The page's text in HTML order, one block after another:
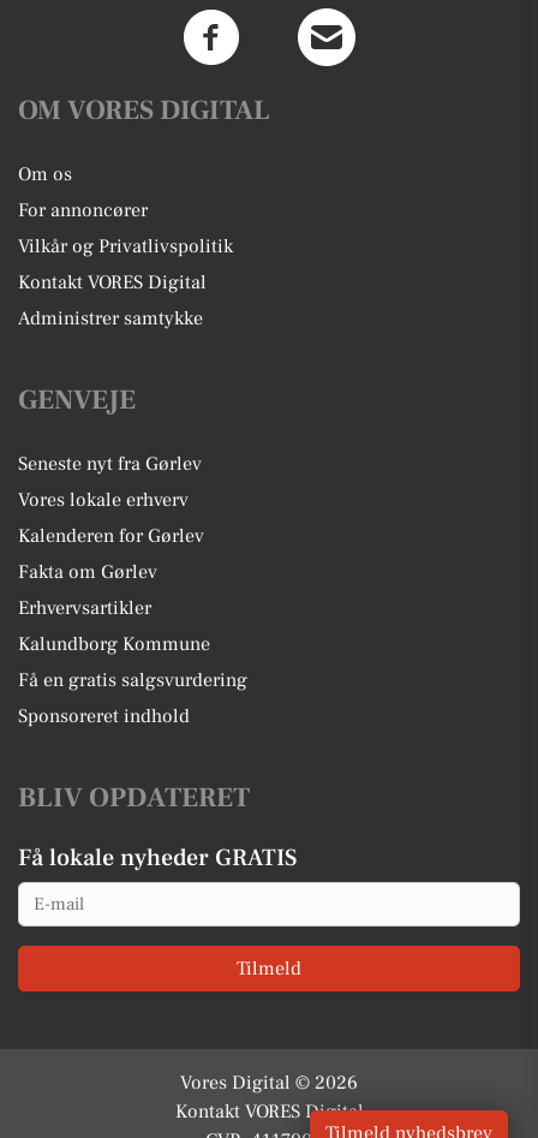
OM VORES DIGITAL
Om os
For annoncører
Vilkår og Privatlivspolitik
Kontakt VORES Digital
Administrer samtykke
GENVEJE
Seneste nyt fra Gørlev
Vores lokale erhverv
Kalenderen for Gørlev
Fakta om Gørlev
Erhvervsartikler
Kalundborg Kommune
Få en gratis salgsvurdering
Sponsoreret indhold
BLIV OPDATERET
Få lokale nyheder GRATIS
Email
Tilmeld
Vores Digital © 2026
Kontakt VORES Digital
Tilmeld nyhedsbrev